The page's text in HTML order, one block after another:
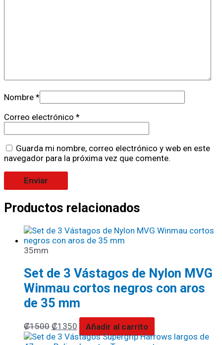
Nombre *
Correo electrónico *
Guarda mi nombre, correo electrónico y web en este
navegador para la próxima vez que comente.
Productos relacionados
35mm
Set de 3 Vástagos de Nylon MVG
Winmau cortos negros con aros
de 35 mm
₡1500 ₡1350 Añadir al carrito